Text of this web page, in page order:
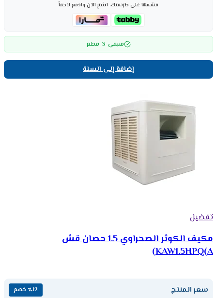
قسّمها على طريقتك، اشترِ الآن وادفع لاحقاً
متبقي 3 قطع
إضافة إلى السلة
تفضيل
مكيف الكوثر الصحراوي 1.5 حصان قش
KAW1.5HPQ(A)
سعر المنتج ٪12 خصم